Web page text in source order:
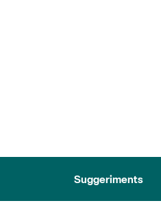
Suggeriments